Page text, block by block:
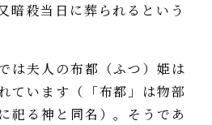
暗殺当日に葬られるという
は夫人の布都（ふつ）姫は
ています（「布都」は物部
祀る神と同名）。そうであ